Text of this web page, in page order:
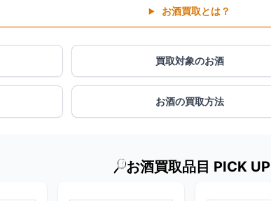
お酒買取とは？
買取対象のお酒
お酒の買取方法
お酒買取品目 PICK UP